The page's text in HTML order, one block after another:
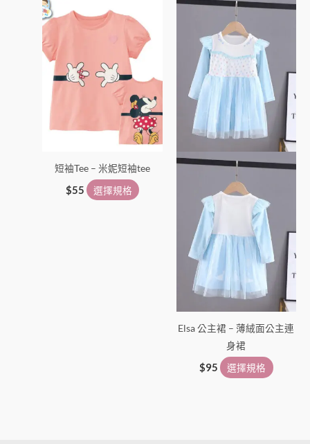
短袖Tee – 米妮短袖tee
$55 選擇規格
品
有
種
款
式。
可
產
品
Elsa 公主裙 – 薄絨面公主連
身裙
$95 選擇規格
種
款
式。
可
在
產
選
擇